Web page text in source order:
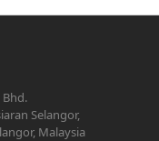
Bhd.
Selangor,
Malaysia